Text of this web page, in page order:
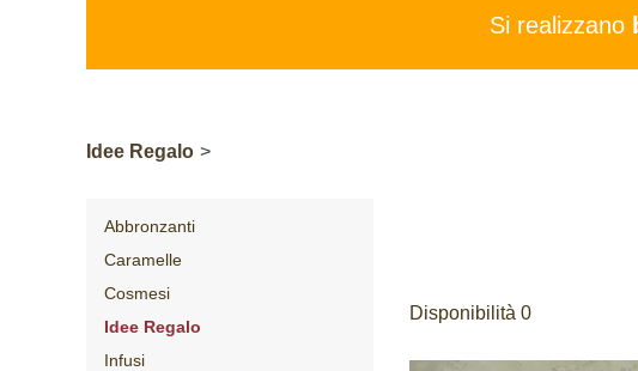
Si realizzano
Idee Regalo >
Abbronzanti
Caramelle
Cosmesi
Idee Regalo
Infusi
Disponibilità 0